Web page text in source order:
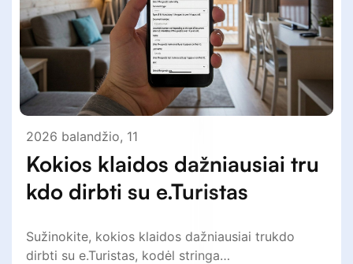
2026 balandžio, 11
Kokios klaidos dažniausiai tru
kdo dirbti su e.Turistas
Sužinokite, kokios klaidos dažniausiai trukdo
dirbti su e.Turistas, kodėl stringa…